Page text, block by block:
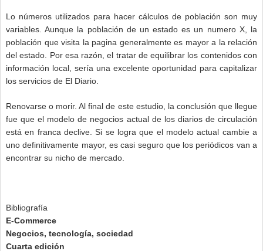
Lo números utilizados para hacer cálculos de población son muy
variables. Aunque la población de un estado es un numero X, la
población que visita la pagina generalmente es mayor a la relación
del estado. Por esa razón, el tratar de equilibrar los contenidos con
información local, sería una excelente oportunidad para capitalizar
los servicios de El Diario.
Renovarse o morir. Al final de este estudio, la conclusión que llegue
fue que el modelo de negocios actual de los diarios de circulación
está en franca declive. Si se logra que el modelo actual cambie a
uno definitivamente mayor, es casi seguro que los periódicos van a
encontrar su nicho de mercado.
Bibliografía
E-Commerce
Negocios, tecnología, sociedad
Cuarta edición